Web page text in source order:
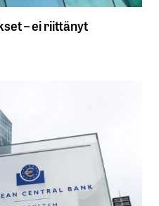
– ei riittänyt